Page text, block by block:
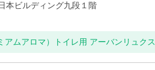
本ビルディング九段１階
ムアロマ）トイレ用 アーバンリュクス